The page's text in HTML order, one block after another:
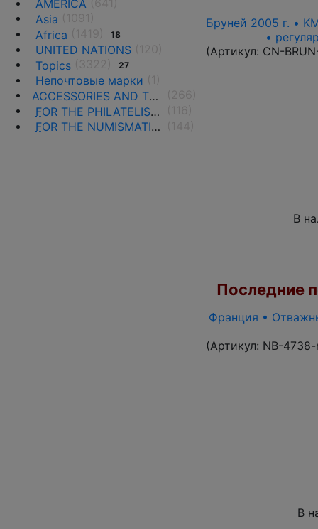
AMERICA
Asia
Africa
18
UNITED NATIONS
Topics
27
Непочтовые марки
ACCESSORIES AND THE LITERATURE
FOR THE PHILATELISTS
FOR THE NUMISMATISTS
Бруней 2005 г. •
•
(Артикул: CN-
В
Последние
Франция •
(Артикул: NB-4738-
В